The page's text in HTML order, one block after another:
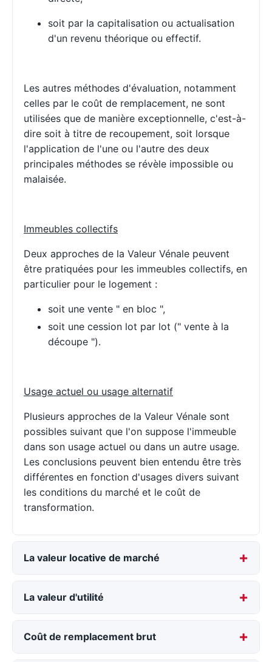
soit par la capitalisation ou actualisation
d'un revenu théorique ou effectif.
Les autres méthodes d'évaluation, notamment
celles par le coût de remplacement, ne sont
utilisées que de manière exceptionnelle, c'est-à-
dire soit à titre de recoupement, soit lorsque
l'application de l'une ou l'autre des deux
principales méthodes se révèle impossible ou
malaisée.
Immeubles collectifs
Deux approches de la Valeur Vénale peuvent
être pratiquées pour les immeubles collectifs, en
particulier pour le logement :
soit une vente " en bloc ",
soit une cession lot par lot (" vente à la
découpe ").
Usage actuel ou usage alternatif
Plusieurs approches de la Valeur Vénale sont
possibles suivant que l'on suppose l'immeuble
dans son usage actuel ou dans un autre usage.
Les conclusions peuvent bien entendu être très
différentes en fonction d'usages divers suivant
les conditions du marché et le coût de
transformation.
La valeur locative de marché
La valeur d'utilité
Coût de remplacement brut